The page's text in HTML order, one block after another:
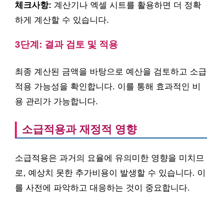
체크사항: 계산기나 엑셀 시트를 활용하면 더 정확
하게 계산할 수 있습니다.
3단계: 결과 검토 및 적용
최종 계산된 금액을 바탕으로 예산을 검토하고 소급
적용 가능성을 확인합니다. 이를 통해 효과적인 비
용 관리가 가능합니다.
소급적용과 재정적 영향
소급적용은 과거의 요율에 유의미한 영향을 미치므
로, 예상치 못한 추가비용이 발생할 수 있습니다. 이
를 사전에 파악하고 대응하는 것이 중요합니다.